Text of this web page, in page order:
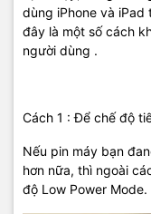
dùng iPhone và iPad
đây là một số cách
người dùng .
Cách 1 : Để chế độ
Nếu pin máy bạn
hơn nữa, thì ngoài
độ Low Power Mode.